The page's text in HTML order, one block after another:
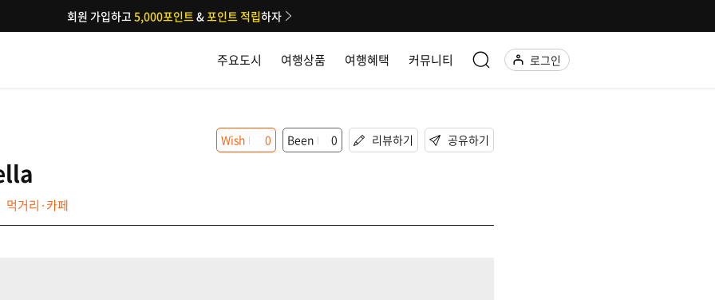
주요도시 여행상품 여행혜택 커뮤니티 로그인
회원 가입하고5,000포인트&포인트 적립하자
먹거리·카페
Wish 0 Been 0 리뷰하기 공유하기